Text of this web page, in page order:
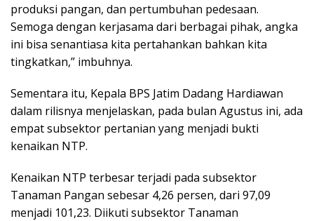
produksi pangan, dan pertumbuhan pedesaan.
Semoga dengan kerjasama dari berbagai pihak, angka
ini bisa senantiasa kita pertahankan bahkan kita
tingkatkan,” imbuhnya.
Sementara itu, Kepala BPS Jatim Dadang Hardiawan
dalam rilisnya menjelaskan, pada bulan Agustus ini, ada
empat subsektor pertanian yang menjadi bukti
kenaikan NTP.
Kenaikan NTP terbesar terjadi pada subsektor
Tanaman Pangan sebesar 4,26 persen, dari 97,09
menjadi 101,23. Diikuti subsektor Tanaman